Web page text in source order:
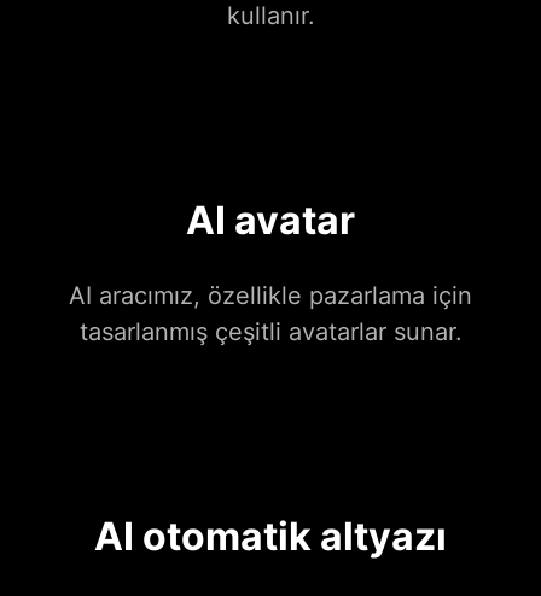
kullanır.
AI avatar
AI aracımız, özellikle pazarlama için
tasarlanmış çeşitli avatarlar sunar.
AI otomatik altyazı